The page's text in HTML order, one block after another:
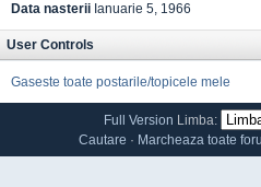
Data nasterii Ianuarie 5, 1966
User Controls
Gaseste toate postarile/topicele mele
Full Version Limba:
Cautare · Marcheaza toate